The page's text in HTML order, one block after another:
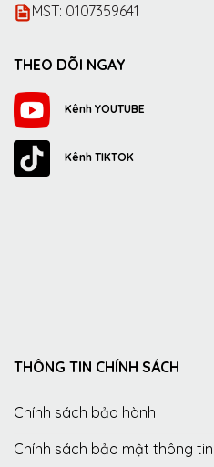
MST: 0107359641
THEO DÕI NGAY
Kênh YOUTUBE
Kênh TIKTOK
THÔNG TIN CHÍNH SÁCH
Chính sách bảo hành
Chính sách bảo mật thông tin